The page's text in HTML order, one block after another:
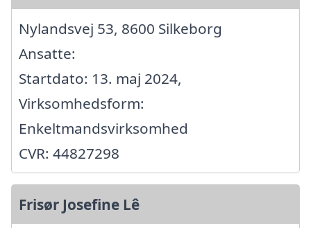
Nylandsvej 53, 8600 Silkeborg
Ansatte:
Startdato: 13. maj 2024,
Virksomhedsform:
Enkeltmandsvirksomhed
CVR: 44827298
Frisør Josefine Lê